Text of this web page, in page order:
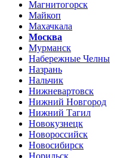
Магнитогорск
Майкоп
Махачкала
Москва
Мурманск
Набережные Челны
Назрань
Нальчик
Нижневартовск
Нижний Новгород
Нижний Тагил
Новокузнецк
Новороссийск
Новосибирск
Норильск